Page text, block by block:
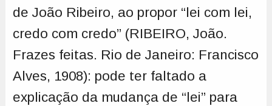
de João Ribeiro, ao propor “lei com lei,
credo com credo” (RIBEIRO, João.
Frazes feitas. Rio de Janeiro: Francisco
Alves, 1908): pode ter faltado a
explicação da mudança de “lei” para